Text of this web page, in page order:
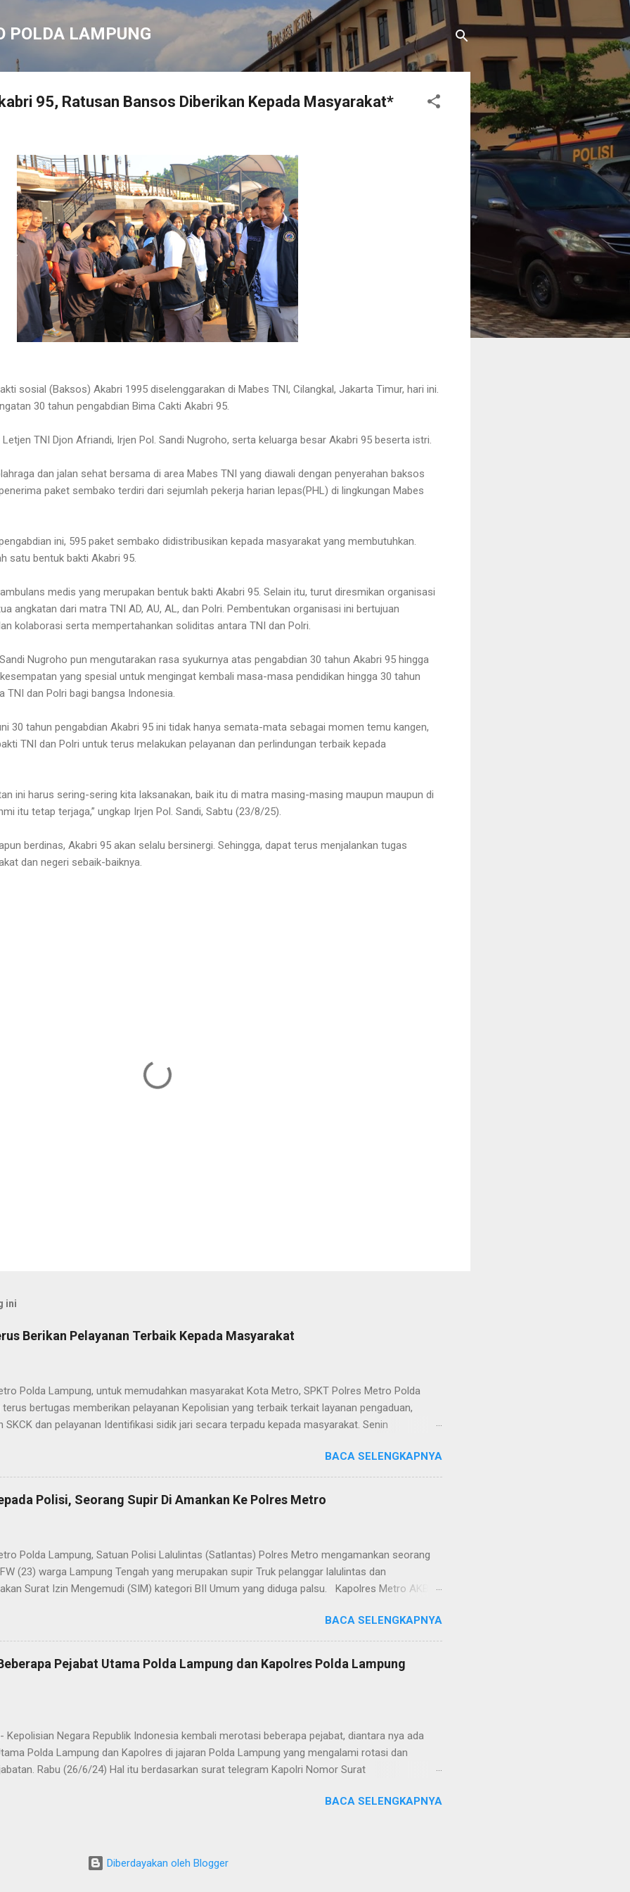
Langsung ke konten utama
POLDA LAMPUNG
95, Ratusan Bansos Diberikan Kepada Masyarakat*
sosial (Baksos) Akabri 1995 diselenggarakan di Mabes TNI, Cilangkal, Jakarta Timur, hari ini.
30 tahun pengabdian Bima Cakti Akabri 95.
TNI Djon Afriandi, Irjen Pol. Sandi Nugroho, serta keluarga besar Akabri 95 beserta istri.
dan jalan sehat bersama di area Mabes TNI yang diawali dengan penyerahan baksos
paket sembako terdiri dari sejumlah pekerja harian lepas(PHL) di lingkungan Mabes
ini, 595 paket sembako didistribusikan kepada masyarakat yang membutuhkan.
satu bentuk bakti Akabri 95.
medis yang merupakan bentuk bakti Akabri 95. Selain itu, turut diresmikan organisasi
angkatan dari matra TNI AD, AU, AL, dan Polri. Pembentukan organisasi ini bertujuan
kolaborasi serta mempertahankan soliditas antara TNI dan Polri.
Nugroho pun mengutarakan rasa syukurnya atas pengabdian 30 tahun Akabri 95 hingga
yang spesial untuk mengingat kembali masa-masa pendidikan hingga 30 tahun
TNI dan Polri bagi bangsa Indonesia.
30 tahun pengabdian Akabri 95 ini tidak hanya semata-mata sebagai momen temu kangen,
TNI dan Polri untuk terus melakukan pelayanan dan perlindungan terbaik kepada
ini harus sering-sering kita laksanakan, baik itu di matra masing-masing maupun maupun di
itu tetap terjaga,” ungkap Irjen Pol. Sandi, Sabtu (23/8/25).
berdinas, Akabri 95 akan selalu bersinergi. Sehingga, dapat terus menjalankan tugas
dan negeri sebaik-baiknya.
ini
Berikan Pelayanan Terbaik Kepada Masyarakat
Polda Lampung, untuk memudahkan masyarakat Kota Metro, SPKT Polres Metro Polda
bertugas memberikan pelayanan Kepolisian yang terbaik terkait layanan pengaduan,
SKCK dan pelayanan Identifikasi sidik jari secara terpadu kepada masyarakat. Senin
telah berusaha memberikan pelayanan terbaik kepada masyarakat. Kapolres Metro AKBP
Nugroho S.IK, M.IK mengatakan “SPKT Polres Metro akan terus berusaha memberikan
yang terbaik kepada masyarakat yang membutuhkan pelayanan kepolisian, baik informasi
lainnya.” “SPKT adalah pusat jaringan dari sistem fungsi Kepolisian, ketika telah
ke fungs...
BACA SELENGKAPNYA
Polisi, Seorang Supir Di Amankan Ke Polres Metro
Polda Lampung, Satuan Polisi Lalulintas (Satlantas) Polres Metro mengamankan seorang
(23) warga Lampung Tengah yang merupakan supir Truk pelanggar lalulintas dan
Surat Izin Mengemudi (SIM) kategori BII Umum yang diduga palsu. Kapolres Metro AKBP
lantaran melanggar lalulintas dengan menerobos Traffic Light (TL) simpang Taqwa, Jalan AH
masuk ke kawasan tertib lalulintas dalam kota. “Anggota Satlantas Polres Metro
patroli hunting setelah itu ada kendaraan R6 yang melanggar lalulintas tepatnya di TL Taqwa
Lampung Timur mau menuju ke Bandar Lampung. Kendaraan ini sehabis bongkar muat tepung
BACA SELENGKAPNYA
Pejabat Utama Polda Lampung dan Kapolres Polda Lampung
Kepolisian Negara Republik Indonesia kembali merotasi beberapa pejabat, diantara nya ada
Polda Lampung dan Kapolres di jajaran Polda Lampung yang mengalami rotasi dan
Rabu (26/6/24) Hal itu berdasarkan surat telegram Kapolri Nomor Surat
As Sdm Polri Irjen Pol Dedi Prasetyo. Tertuang dalam 3 surat telegram tersebut ada
memasuki masa pensiun. Lalu AKBP AHMAD SUKIYATNO, S.H., M.M. dimutasikan sebagai
KEPOLISIAN MADYA TK III ITWASDA POLDA LAMPUNG yang sebelum nya menjabat DIR TAHTI
BACA SELENGKAPNYA
Diberdayakan oleh Blogger